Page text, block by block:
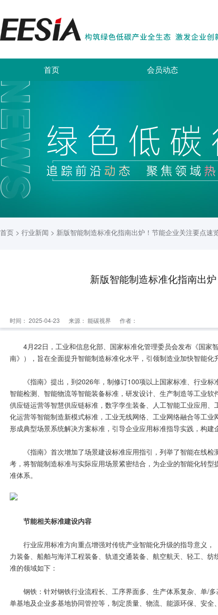
首页 会员动态
首页 > 行业新闻 > 新版智能制造标准化指南出炉！节能企业关注要点速
新版智能制造标准化指南出
时间： 2025-04-23 来源： 能碳视界 作者：
4月22日，工业和信息化部、国家标准化管理委员会发布《国家
南》），旨在全面提升智能制造标准化水平，引领制造业加快智能化
《指南》提出，到2026年，制修订100项以上国家标准、行业
智能检测、智能物流等智能装备标准，研发设计、生产制造等工业
供应链运营等智慧供应链标准，数字孪生装备、人工智能工业应用
化运营等智能制造新模式标准，工业无线网络、工业网络融合等工
形成典型场景系统解决方案标准，引导企业应用标准指导实践，构
《指南》首次增加了场景建设标准应用指引，列举了智能在线
考，将智能制造标准与实际应用场景紧密结合，为企业的智能化转
准体系。
节能相关标准建设内容
行业应用标准方向重点增强对传统产业智能化升级的指导意义
力装备、船舶与海洋工程装备、轨道交通装备、航空航天、轻工、
准的领域如下：
钢铁：针对钢铁行业流程长、工序界面多、生产体系复杂、单/
单基地及企业多基地协同管控等，制定质量、物流、能源环保、安